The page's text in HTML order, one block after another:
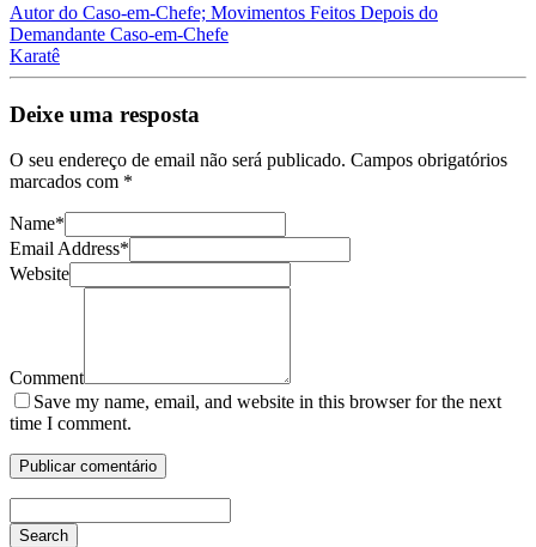
Autor do Caso-em-Chefe; Movimentos Feitos Depois do
Demandante Caso-em-Chefe
Karatê
Deixe uma resposta
O seu endereço de email não será publicado. Campos obrigatórios
marcados com *
Name*
Email Address*
Website
Comment
Save my name, email, and website in this browser for the next
time I comment.
Search